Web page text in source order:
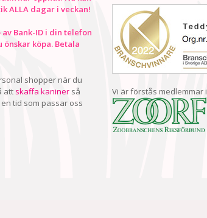
ALLA dagar i veckan!
Bank-ID i din telefon
köpa. Betala
shopper när du
att skaffa kaninerså
tid som passar oss
Vi är förstås medlemmar i